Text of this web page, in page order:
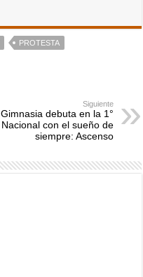
PROTESTA
Siguiente
Gimnasia debuta en la 1°
Nacional con el sueño de
siempre: Ascenso